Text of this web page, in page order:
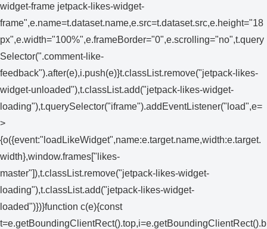
widget-frame jetpack-likes-widget-
frame",e.name=t.dataset.name,e.src=t.dataset.src,e.height="18
px",e.width="100%",e.frameBorder="0",e.scrolling="no",t.query
Selector(".comment-like-
feedback").after(e),i.push(e)}t.classList.remove("jetpack-likes-
widget-unloaded"),t.classList.add("jetpack-likes-widget-
loading"),t.querySelector("iframe").addEventListener("load",e=
>
{o({event:"loadLikeWidget",name:e.target.name,width:e.target.
width},window.frames["likes-
master"]),t.classList.remove("jetpack-likes-widget-
loading"),t.classList.add("jetpack-likes-widget-
loaded")})}function c(e){const
t=e.getBoundingClientRect().top,i=e.getBoundingClientRect().b